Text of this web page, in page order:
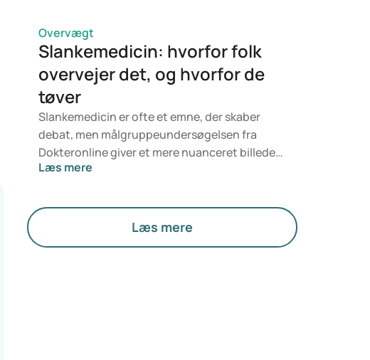
Overvægt
Slankemedicin: hvorfor folk
overvejer det, og hvorfor de
tøver
Slankemedicin er ofte et emne, der skaber
debat, men målgruppeundersøgelsen fra
Dokteronline giver et mere nuanceret billede.
Folk ønsker ikke kun at tabe sig, men også at
større selvtillid. Samtidig vil de være sikre på,
at medicinen er sikker, passende og til at
betale.
Læs mere
Læs mere